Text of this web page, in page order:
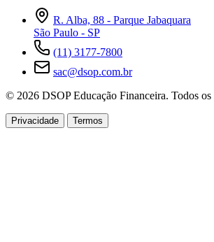
R. Alba, 88 - Parque Jabaquara
São Paulo - SP
(11) 3177-7800
sac@dsop.com.br
© 2026 DSOP Educação Financeira. Todos os
Privacidade Termos